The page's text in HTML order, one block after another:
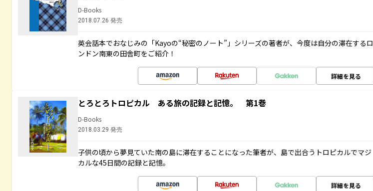
D-Books
2018.07.26 発売
英会話本でおなじみの「Kayoの“秘密のノート”」シリーズの著者が、今度は自分の滞在するロ
ンドン南東の田舎町をご紹介！
詳細を見る
とろとろトロピカル ある旅の記録と記憶。 第1巻
D-Books
2018.03.29 発売
子供の頃から夢見ていた南の島に滞在することになった筆者が、島で出合うトロピカルでマジ
カルな45日間の記録と記憶。
詳細を見る